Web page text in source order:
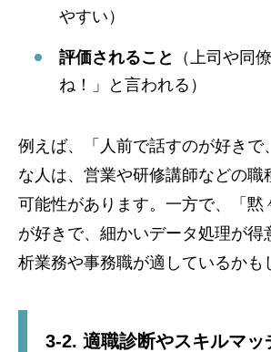
やすい）
評価されること
（上司や同
ね！」と言われる）
例えば、「人前で話すのが好きで
な人は、営業や研修講師などの職
可能性があります。一方で、「黙
が好きで、細かいデータ処理が得
析業務や事務職が適しているかも
3-2. 適職診断やスキルマッ